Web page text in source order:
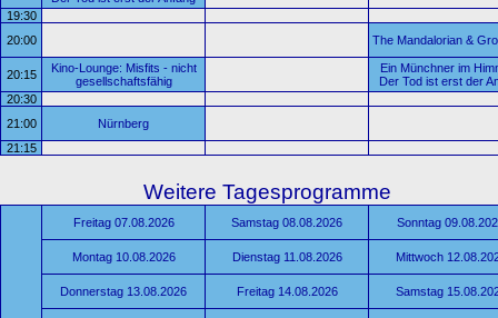
19:30
20:00
The Mandalorian &
20:15
Kino-Lounge: Misfits - nicht
gesellschaftsfähig
Ein Münchner im
Der Tod ist erst der
20:30
21:00
Nürnberg
21:15
Weitere Tagesprogramme
Freitag 07.08.2026 Samstag 08.08.2026 Sonntag
Montag 10.08.2026 Dienstag 11.08.2026 Mittwoch
Donnerstag 13.08.2026 Freitag 14.08.2026 Samstag